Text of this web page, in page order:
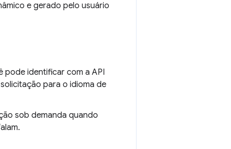
e gerado pelo usuário
pode identificar com a API
para o idioma de
sob demanda quando